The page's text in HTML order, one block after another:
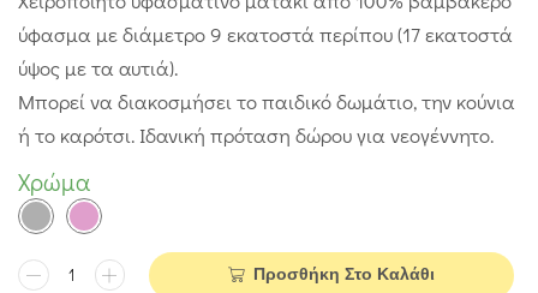
ύφασμα με διάμετρο 9 εκατοστά περίπου (17 εκατοστά
ύψος με τα αυτιά).
Μπορεί να διακοσμήσει το παιδικό δωμάτιο, την κούνια
ή το καρότσι. Ιδανική πρόταση δώρου για νεογέννητο.
Χρώμα
Προσθήκη Στο Καλάθι